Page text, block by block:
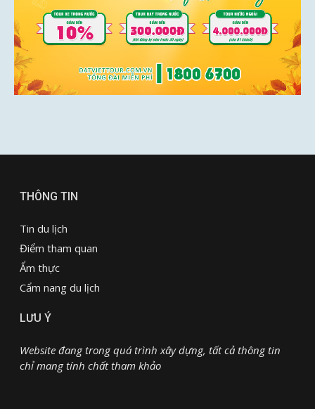
THÔNG TIN
Tin du lịch
Điểm tham quan
Ẩm thực
Cẩm nang du lịch
LƯU Ý
Website đang trong quá trình xây dựng, tất cả thông tin
chỉ mang tính chất tham khảo